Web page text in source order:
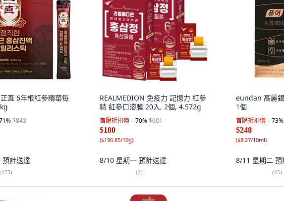
直 6年根紅參精華每
%$843
預計送達
(175)
REALMEDION 免疫力 記憶力 紅參
精 紅參口溶膜 20入, 2個, 4.572g
首購折扣價 70%$601
$180
($196.85/10g)
8/10 星期一 預計送達
(2)
eundan 高麗
1個
首購折扣價 73%
$248
($8.27/10ml)
8/11 星期二 預
(45)